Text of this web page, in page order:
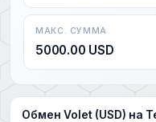
МАКС. СУММА
5000.00 USD
Обмен Volet (USD) на